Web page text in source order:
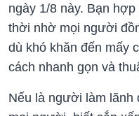
ngày 1/8 này. Bạn
thời nhờ mọi người
dù khó khăn đến mấy
cách nhanh gọn và
Nếu là người làm lãnh